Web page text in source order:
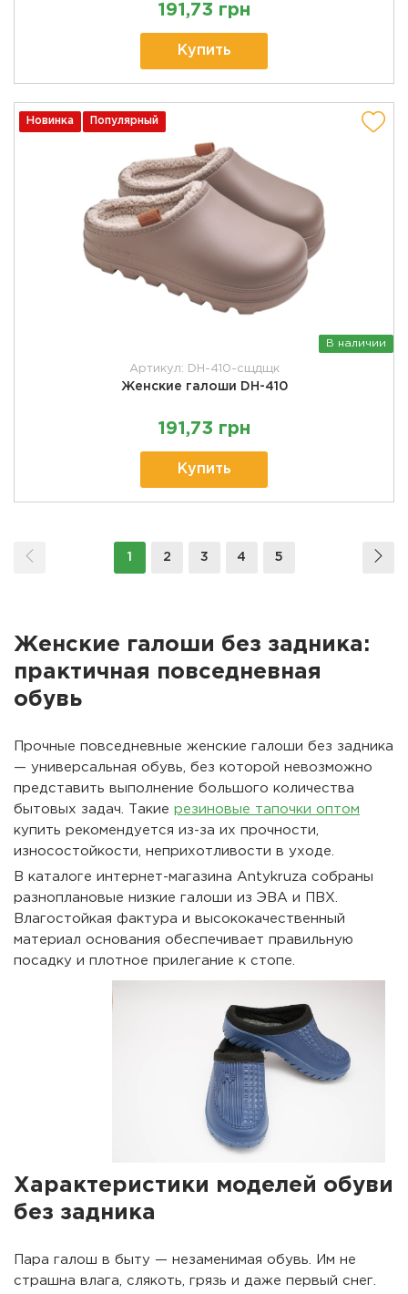
191,73 грн
Купить
Новинка Популярный
В наличии
Артикул: DH-410-сщдщк
Женские галоши DH-410
191,73 грн
Купить
1 2 3 4 5
Женские галоши без задника:
практичная повседневная
обувь
Прочные повседневные женские галоши без задника
— универсальная обувь, без которой невозможно
представить выполнение большого количества
бытовых задач. Такие резиновые тапочки оптом
купить рекомендуется из-за их прочности,
износостойкости, неприхотливости в уходе.
В каталоге интернет-магазина Antykruza собраны
разноплановые низкие галоши из ЭВА и ПВХ.
Влагостойкая фактура и высококачественный
материал основания обеспечивает правильную
посадку и плотное прилегание к стопе.
Характеристики моделей обуви
без задника
Пара галош в быту — незаменимая обувь. Им не
страшна влага, слякоть, грязь и даже первый снег.